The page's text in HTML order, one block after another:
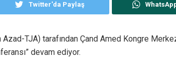
Twitter'da Paylaş
TJA) tarafından Çand Amed Kongre
devam ediyor.